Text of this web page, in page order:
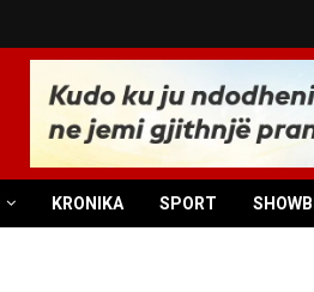
KRONIKA SPORT